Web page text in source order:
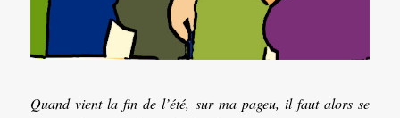
Quand vient la fin de l’été, sur ma pageu, il faut alors se